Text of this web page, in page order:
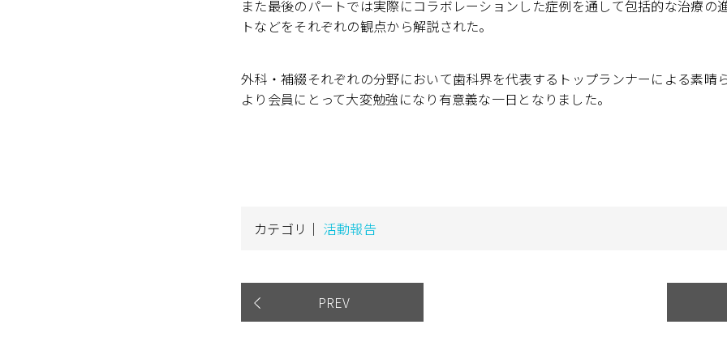
また最後のパートでは実際にコラボレーションした症例を通して包括的な治療の
トなどをそれぞれの観点から解説された。
外科・補綴それぞれの分野において歯科界を代表するトップランナーによる素晴
より会員にとって大変勉強になり有意義な一日となりました。
カテゴリ｜ 活動報告
PREV